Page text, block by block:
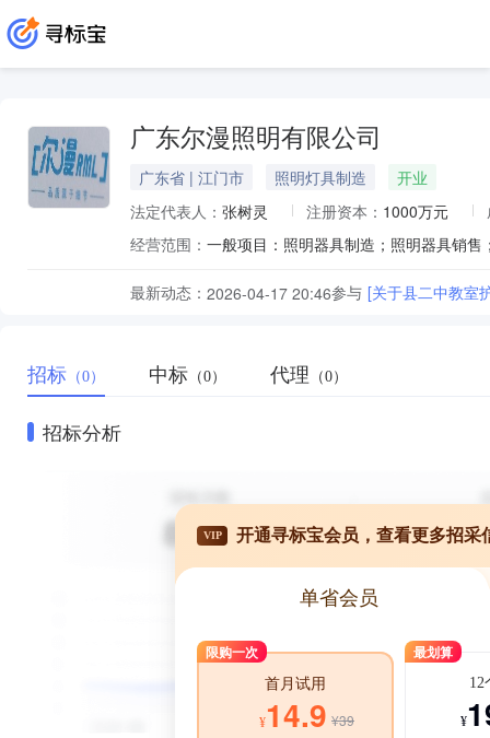
广东尔漫照明有限公司
广东省 | 江门市 照明灯具制造
开业
法定代表人： 张树灵 注册资本： 1000万元
经营范围：
最新动态： 2026-04-17 20:46参与 [关于县二中教室
招标 （0） 中标 （0） 代理 （0）
招标分析
VIP 开通寻标宝会员，查看更多招采
单省会员
限购一次
首月试用
¥14.9 ¥39
最划算
12
¥